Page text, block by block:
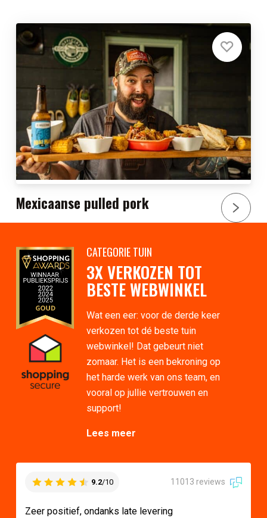
Mexicaanse pulled pork
CATEGORIE TUIN
3X VERKOZEN TOT
BESTE WEBWINKEL
Wat een eer: voor de derde keer
verkozen tot dé beste tuin
webwinkel! Dat gebeurt niet
zomaar. Het is een bekroning op
het harde werk van ons team, en
vooral op jullie vertrouwen en
support!
Lees meer
9.2/10 11013 reviews
Zeer positief, ondanks late levering